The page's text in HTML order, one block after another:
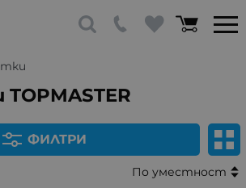
ФИЛТРИ
По уместност